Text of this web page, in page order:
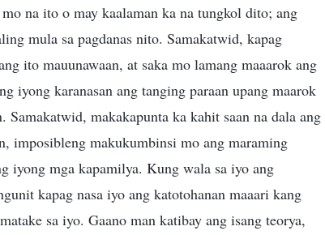
na ito o may kaalaman ka na tungkol dito; ang
mula sa pagdanas nito. Samakatwid, kapag
ito mauunawaan, at saka mo lamang maaarok ang
iyong karanasan ang tanging paraan upang maarok
makakapunta ka kahit saan na dala ang
imposibleng makukumbinsi mo ang maraming
mga kapamilya. Kung wala sa iyo ang
kapag nasa iyo ang katotohanan maaari kang
sa iyo. Gaano man katibay ang isang teorya,